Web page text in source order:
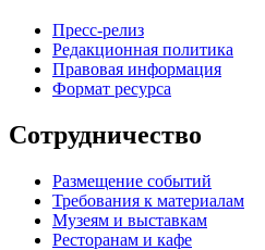
Пресс-релиз
Редакционная политика
Правовая информация
Формат ресурса
Сотрудничество
Размещение событий
Требования к материалам
Музеям и выставкам
Ресторанам и кафе